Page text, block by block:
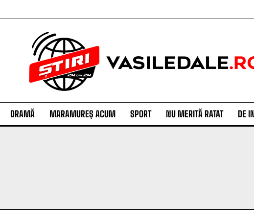
DRAMĂ MARAMUREȘ ACUM SPORT NU MERITĂ RATAT DE